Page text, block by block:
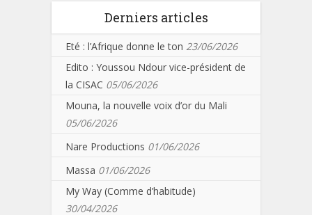
Derniers articles
Eté : l’Afrique donne le ton 23/06/2026
Edito : Youssou Ndour vice-président de
la CISAC 05/06/2026
Mouna, la nouvelle voix d’or du Mali
05/06/2026
Nare Productions 01/06/2026
Massa 01/06/2026
My Way (Comme d’habitude)
30/04/2026